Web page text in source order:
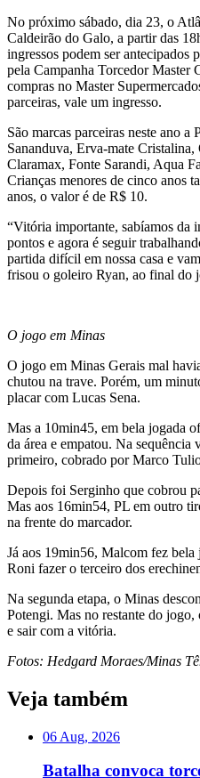
No próximo sábado, dia 23, o
Caldeirão do Galo, a partir das
ingressos podem ser antecipados
pela Campanha Torcedor Master
compras no Master
parceiras, vale um ingresso.
São marcas parceiras neste ano
Sananduva, Erva-mate
Claramax, Fonte Sarandi, Aqua
Crianças menores de cinco anos
anos, o valor é de R$ 10.
“Vitória importante, sabíamos da
pontos e agora é seguir
partida difícil em nossa casa e
frisou o goleiro Ryan, ao final do
O jogo em Minas
O jogo em Minas Gerais mal
chutou na trave. Porém, um
placar com Lucas Sena.
Mas a 10min45, em bela jogada
da área e empatou. Na
primeiro, cobrado por Marco
Depois foi Serginho que cobrou
Mas aos 16min54, PL em outro
na frente do marcador.
Já aos 19min56, Malcom fez
Roni fazer o terceiro dos
Na segunda etapa, o Minas
Potengi. Mas no restante do
e sair com a vitória.
Fotos: Hedgard Moraes/Minas
Veja também
06 Aug, 2026
Batalha convoca